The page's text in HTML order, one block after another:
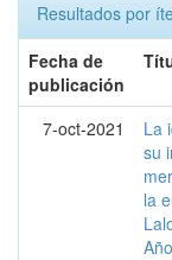
Resultados por
Fecha de
publicación
7-oct-2021
La
su
la